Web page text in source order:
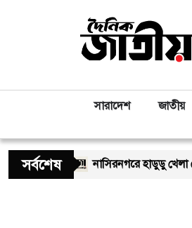
সারাদেশ জাতীয়
সর্বশেষ
নাসিরনগরে হাডুডু খেলা শেষে সংঘর্ষ,